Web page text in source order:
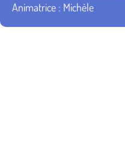
Animatrice : Michèle